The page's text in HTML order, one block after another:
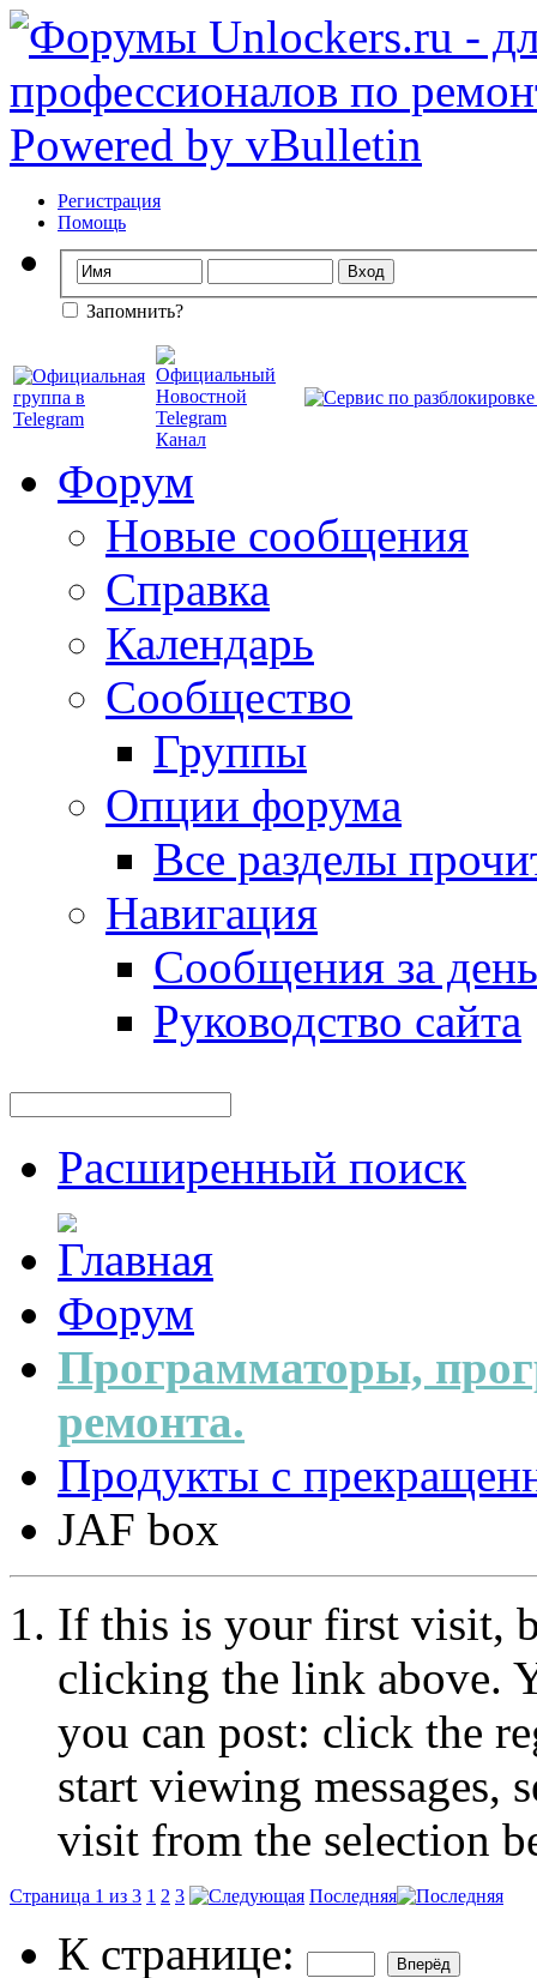
Регистрация
Помощь
Запомнить?
Форум
Новые сообщения
Справка
Календарь
Сообщество
Группы
Опции форума
Все разделы
Навигация
Сообщения за день
Руководство сайта
Расширенный поиск
Форум
Программаторы,
ремонта.
Продукты с
JAF box
If this is your first visit,
clicking the link above.
you can post: click the
start viewing messages,
visit from the selection
Страница 1 из 3 1 2 3 Последняя
К странице: